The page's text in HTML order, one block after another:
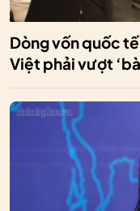
Dòng vốn quốc
Việt phải vượt